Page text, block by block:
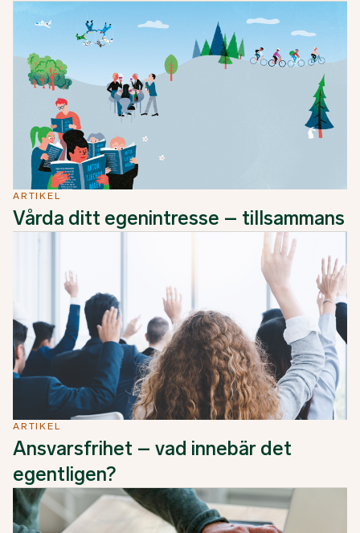
ARTIKEL
Vårda ditt egenintresse – tillsammans
ARTIKEL
Ansvarsfrihet – vad innebär det
egentligen?